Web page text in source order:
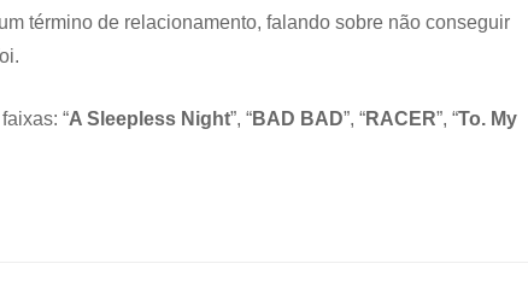
término de relacionamento, falando sobre não conseguir
“A Sleepless Night”, “BAD BAD”, “RACER”, “To. My